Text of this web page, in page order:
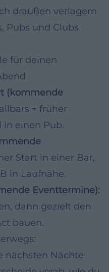
draußen verlagern
Pubs und Clubs
für deinen
(kommende
+ früher
in einen Pub.
Start in einer Bar,
in Laufnähe.
Eventtermine):
dann gezielt den
bauen.
nächsten Nächte